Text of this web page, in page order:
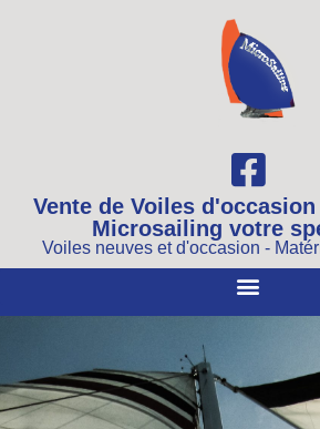
Vente de Voiles
Microsailing votre
Voiles neuves et d'occasion -